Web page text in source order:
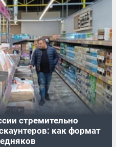
стремительно
как формат